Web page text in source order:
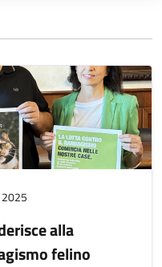
2025
alla
felino